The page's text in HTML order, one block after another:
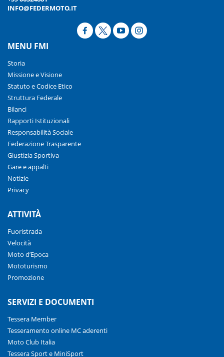
INFO@FEDERMOTO.IT
MENU FMI
Storia
Missione e Visione
Statuto e Codice Etico
Struttura Federale
Bilanci
Rapporti Istituzionali
Responsabilità Sociale
Federazione Trasparente
Giustizia Sportiva
Gare e appalti
Notizie
Privacy
ATTIVITÀ
Fuoristrada
Velocità
Moto d’Epoca
Mototurismo
Promozione
SERVIZI E DOCUMENTI
Tessera Member
Tesseramento online MC aderenti
Moto Club Italia
Tessera Sport e MiniSport